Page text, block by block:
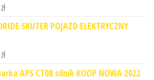
zł
SKUTER POJAZD ELEKTRYCZNY
zł
APS CT08 silnik KOOP NOWA 2022